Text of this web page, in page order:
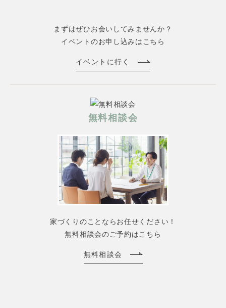
まずはぜひお会いしてみませんか？
イベントのお申し込みはこちら
イベントに行く
無料相談会
家づくりのことならお任せください！
無料相談会のご予約はこちら
無料相談会